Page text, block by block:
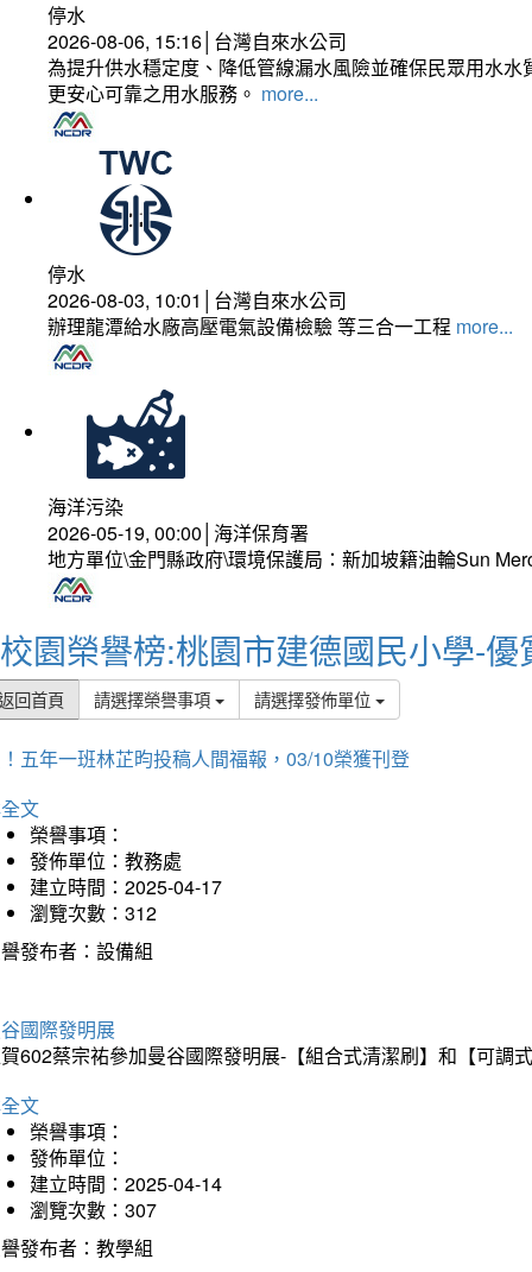
停水
2026-08-06, 15:16│台灣自來水公司
為提升供水穩定度、降低管線漏水風險並確保民眾用水
更安心可靠之用水服務。 more...
停水
2026-08-03, 10:01│台灣自來水公司
辦理龍潭給水廠高壓電氣設備檢驗 等三合一工程 more...
海洋污染
2026-05-19, 00:00│海洋保育署
地方單位\金門縣政府\環境保護局：新加坡籍油輪Sun
校園榮譽榜:桃園市建德國民小學-優
回首頁 請選擇榮譽事項 請選擇發佈單位
五年一班林芷昀投稿人間福報，03/10榮獲刊登
文
榮譽事項：
發佈單位：教務處
建立時間：2025-04-17
瀏覽次數：312
發布者：設備組
國際發明展
602蔡宗祐參加曼谷國際發明展-【組合式清潔刷】和【可調
文
榮譽事項：
發佈單位：
建立時間：2025-04-14
瀏覽次數：307
發布者：教學組